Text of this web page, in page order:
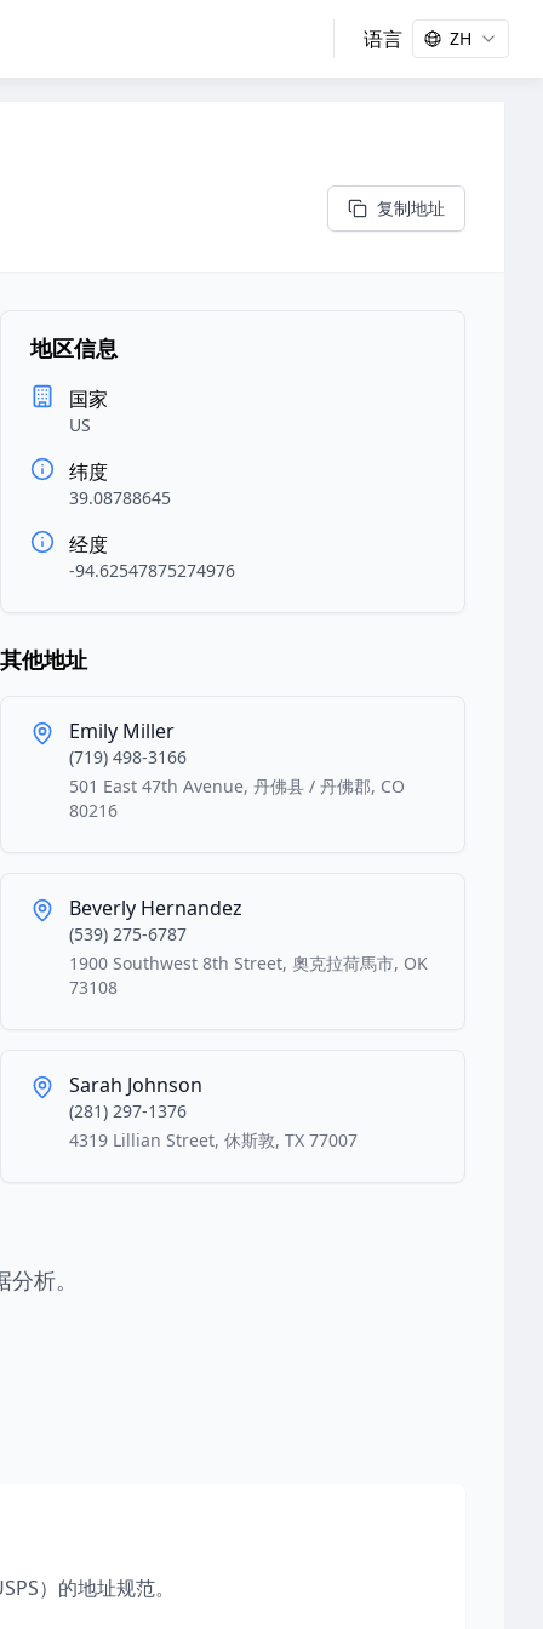
语言 ZH
复制地址
地区信息
国家
US
纬度
39.08788645
经度
-94.62547875274976
其他地址
Emily Miller
(719) 498-3166
501 East 47th Avenue, 丹佛县 / 丹佛郡, CO
80216
Beverly Hernandez
(539) 275-6787
1900 Southwest 8th Street, 奧克拉荷馬市, OK
73108
Sarah Johnson
(281) 297-1376
4319 Lillian Street, 休斯敦, TX 77007
析。
）的地址规范。